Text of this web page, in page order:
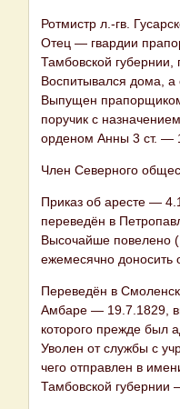
Ротмистр л.-гв.
Отец — гвардии
Тамбовской
Воспитывался дома, а
Выпущен
поручик с
орденом Анны 3 ст. —
Член Северного
Приказ об аресте —
переведён в
Высочайше повелено
ежемесячно доносить
Переведён в
Амбаре — 19.7.1829,
которого прежде был
Уволен от службы с
чего отправлен в
Тамбовской